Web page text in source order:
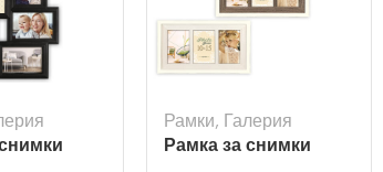
Рамки, Галерия
Рамка за снимки